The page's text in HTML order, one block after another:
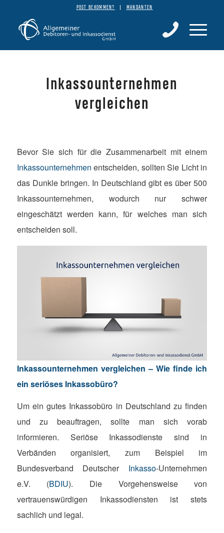
POST BEKOMMEN? MANDANTEN
Inkassounternehmen
vergleichen
Bevor Sie sich für die Zusammenarbeit mit einem
Inkassounternehmen entscheiden, sollten Sie Licht in
das Dunkle bringen. In Deutschland gibt es über 500
Inkassounternehmen, wodurch nur schwer
eingeschätzt werden kann, für welches man sich
entscheiden soll.
Inkassounternehmen vergleichen – Wie finde ich
ein seriöses Inkassobüro?
Um ein gutes Inkassobüro in Deutschland zu finden
und zu beauftragen, sollte man sich vorab
informieren. Seriöse Inkassodienste sind in
Verbänden organisiert, zum Beispiel im
Bundesverband Deutscher Inkasso-Unternehmen
e.V. (BDIU). Die Vorgehensweise von
vertrauenswürdigen Inkassodiensten ist stets
sachlich und legal.